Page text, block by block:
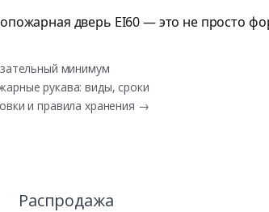
дверь EI60 — это не просто
минимум
рукава: виды, сроки
и правила хранения →
Распродажа